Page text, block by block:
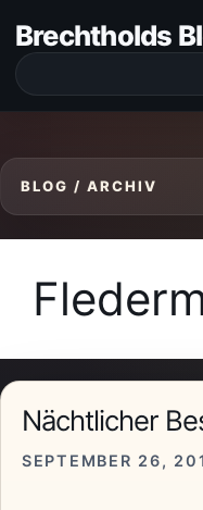
Inhalt
springen
Brechtholds
Nächtlicher
SEPTEMBER 26,